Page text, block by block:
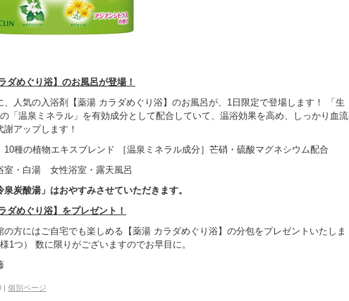
ダめぐり浴】のお風呂が登場！
、人気の入浴剤【薬湯 カラダめぐり浴】のお風呂が、1日限定で登場します！ 「生
「温泉ミネラル」を有効成分として配合していて、温浴効果を高め、しっかり血流
アップします！
10種の植物エキスブレンド ［温泉ミネラル成分］芒硝・硫酸マグネシウム配合
室・白湯 女性浴室・露天風呂
炭酸湯」はおやすみさせていただきます。
ダめぐり浴】をプレゼント！
の方にはご自宅でも楽しめる【薬湯 カラダめぐり浴】の分包をプレゼントいたしま
1つ） 数に限りがございますのでお早目に。
| 個別ページ